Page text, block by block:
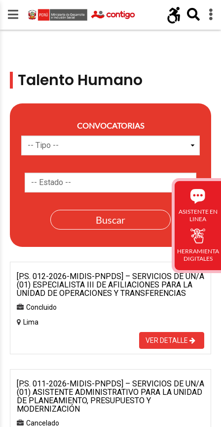
Talento Humano
CONVOCATORIAS
[P.S. 012-2026-MIDIS-PNPDS] – SERVICIOS DE UN/A
(01) ESPECIALISTA III DE AFILIACIONES PARA LA
UNIDAD DE OPERACIONES Y TRANSFERENCIAS
Concluido
Lima
VER DETALLE
[P.S. 011-2026-MIDIS-PNPDS] – SERVICIOS DE UN/A
(01) ASISTENTE ADMINISTRATIVO PARA LA UNIDAD
DE PLANEAMIENTO, PRESUPUESTO Y
MODERNIZACIÓN
Cancelado
ASISTENTE EN
LINEA
HERRAMIENTA
DIGITALES